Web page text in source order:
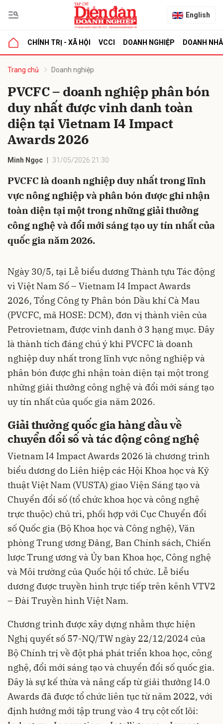
English
CHÍNH TRỊ - XÃ HỘI VCCI DOANH NGHIỆP DOANH
Trang chủ Doanh nghiệp
PVCFC – doanh nghiệp phân bón
duy nhất được vinh danh toàn
diện tại Vietnam I4 Impact
Awards 2026
Minh Ngọc 31/05/2026 21:30
PVCFC là doanh nghiệp duy nhất trong lĩnh
vực nông nghiệp và phân bón được ghi nhận
toàn diện tại một trong những giải thưởng
công nghệ và đổi mới sáng tạo uy tín nhất của
quốc gia năm 2026.
Ngày 30/5, tại Lễ biểu dương Thành tựu Tác động
vì Việt Nam Số – Vietnam I4 Impact Awards
2026, Tổng Công ty Phân bón Dầu khí Cà Mau
(PVCFC, mã HOSE: DCM), đơn vị thành viên của
Petrovietnam, được vinh danh ở 3 hạng mục. Đây
là thành tích đáng chú ý khi PVCFC là doanh
nghiệp duy nhất trong lĩnh vực nông nghiệp và
phân bón được ghi nhận toàn diện tại một trong
những giải thưởng công nghệ và đổi mới sáng tạo
uy tín nhất của quốc gia năm 2026.
Giải thưởng quốc gia hàng đầu về
chuyển đổi số và tác động công nghệ
Vietnam I4 Impact Awards 2026 là chương trình
biểu dương do Liên hiệp các Hội Khoa học và Kỹ
thuật Việt Nam (VUSTA) giao Viện Sáng tạo và
Chuyển đổi số (tổ chức khoa học và công nghệ
trực thuộc) chủ trì, phối hợp với Cục Chuyển đổi
số Quốc gia (Bộ Khoa học và Công nghệ), Văn
phòng Trung ương Đảng, Ban Chính sách, Chiến
lược Trung ương và Ủy ban Khoa học, Công nghệ
và Môi trường của Quốc hội tổ chức. Lễ biểu
dương được truyền hình trực tiếp trên kênh VTV2
– Đài Truyền hình Việt Nam.
Chương trình được xây dựng nhằm thực hiện
Nghị quyết số 57-NQ/TW ngày 22/12/2024 của
Bộ Chính trị về đột phá phát triển khoa học, công
nghệ, đổi mới sáng tạo và chuyển đổi số quốc gia.
Đây là sự kế thừa và nâng cấp từ giải thưởng I4.0
Awards đã được tổ chức liên tục từ năm 2022, với
định hướng mới tập trung vào 4 trụ cột cốt lõi:
luận